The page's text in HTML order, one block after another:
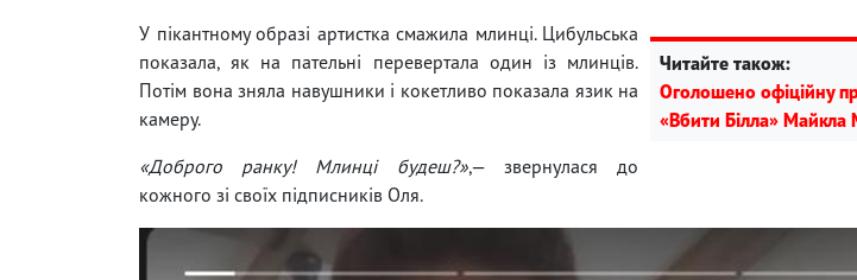
Читайте також:
Оголошено офіційну
«Вбити Білла» Майкла
У пікантному образі артистка смажила млинці. Цибульська
показала, як на пательні перевертала один із млинців.
Потім вона зняла навушники і кокетливо показала язик на
камеру.
«Доброго ранку! Млинці будеш?»,— звернулася до
кожного зі своїх підписників Оля.